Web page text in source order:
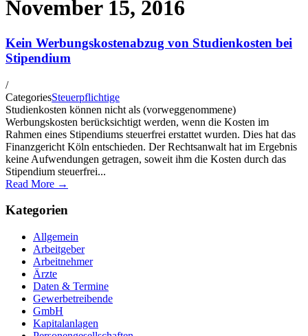
November 15, 2016
Kein Werbungskostenabzug von Studienkosten bei
Stipendium
/
CategoriesSteuerpflichtige
Studienkosten können nicht als (vorweggenommene)
Werbungskosten berücksichtigt werden, wenn die Kosten im
Rahmen eines Stipendiums steuerfrei erstattet wurden. Dies hat das
Finanzgericht Köln entschieden. Der Rechtsanwalt hat im Ergebnis
keine Aufwendungen getragen, soweit ihm die Kosten durch das
Stipendium steuerfrei...
Read More →
Kategorien
Allgemein
Arbeitgeber
Arbeitnehmer
Ärzte
Daten & Termine
Gewerbetreibende
GmbH
Kapitalanlagen